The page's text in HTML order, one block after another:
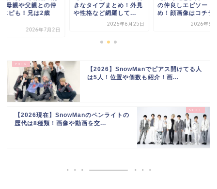
母親や父親との仲
エピも！兄は2歳
2026年7月2日
きなタイプまとめ！外見
や性格など網羅して...
2026年6月25日
の仲良しエピソード
め！顔画像はコチラ
2026年6
【2026】SnowManでピアス開けてる人
は5人！位置や個数も紹介！画...
【2026現在】SnowManのペンライトの
歴代は8種類！画像や動画を交...